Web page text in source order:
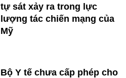
tự sát xảy ra trong lực
lượng tác chiến mạng của
Mỹ
Bộ Y tế chưa cấp phép cho